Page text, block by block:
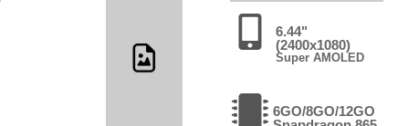
6.44"
(2400x1080)
Super AMOLED
6GO/8GO/12GO